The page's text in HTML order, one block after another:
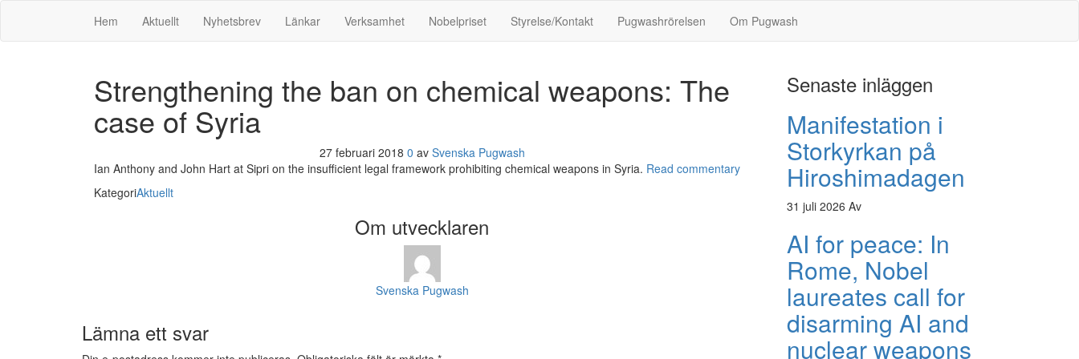
Hem
Aktuellt Nyhetsbrev Länkar Verksamhet Nobelpriset Styrelse/Kontakt Pugwashrörelsen Om Pugwash
Strengthening the ban on chemical weapons: The
case of Syria
27 februari 2018 0 av Svenska Pugwash
Ian Anthony and John Hart at Sipri on the insufficient legal framework prohibiting chemical weapons in Syria. Read commentary
KategoriAktuellt
Om utvecklaren
Svenska Pugwash
Lämna ett svar
Senaste inläggen
Manifestation i
Storkyrkan på
Hiroshimadagen
31 juli 2026 Av
AI for peace: In
Rome, Nobel
laureates call for
disarming AI and
nuclear weapons